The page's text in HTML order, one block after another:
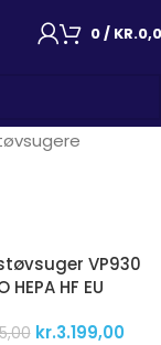
0/ KR.
VP930
HEPA HF EU
kr.3.199,00